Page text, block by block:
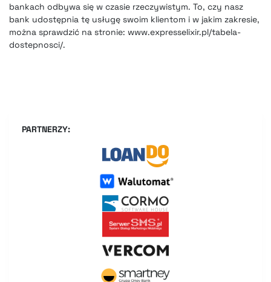
bankach odbywa się w czasie rzeczywistym. To, czy nasz
bank udostępnia tę usługę swoim klientom i w jakim zakresie,
można sprawdzić na stronie: www.expresselixir.pl/tabela-
dostepnosci/.
PARTNERZY: